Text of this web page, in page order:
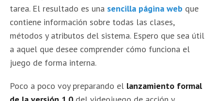
tarea. El resultado es una sencilla página web que
contiene información sobre todas las clases,
métodos y atributos del sistema. Espero que sea útil
a aquel que desee comprender cómo funciona el
juego de forma interna.
Poco a poco voy preparando el lanzamiento formal